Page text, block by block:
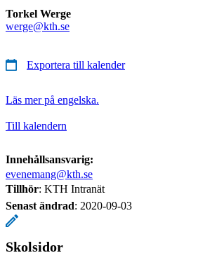
Torkel Werge
werge@kth.se
Exportera till kalender
Läs mer på engelska.
Till kalendern
Innehållsansvarig:
evenemang@kth.se
Tillhör: KTH Intranät
Senast ändrad: 2020-09-03
Skolsidor